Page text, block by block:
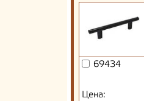
69434
Цена: